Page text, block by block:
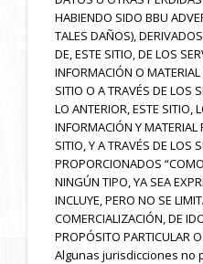
HABIENDO SIDO BBU
TALES DAÑOS),
DE, ESTE SITIO, DE LOS
INFORMACIÓN O
SITIO O A TRAVÉS DE LOS
LO ANTERIOR, ESTE SITIO,
INFORMACIÓN Y
SITIO, Y A TRAVÉS DE LOS
PROPORCIONADOS
NINGÚN TIPO, YA SEA
INCLUYE, PERO NO SE
COMERCIALIZACIÓN, DE
PROPÓSITO PARTICULAR
Algunas jurisdicciones no